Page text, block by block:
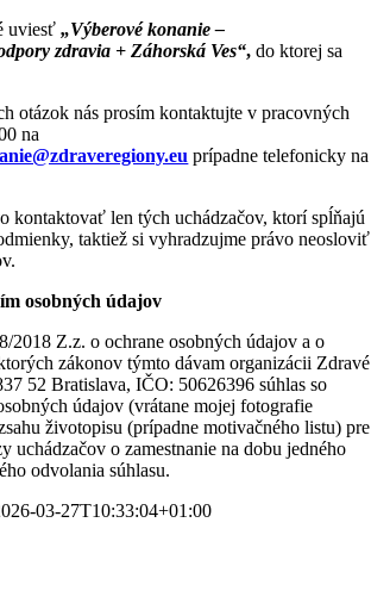
uviesť„Výberové konanie –
zdravia + Záhorská Ves“,do ktorej sa
otázok nás prosím kontaktujte v pracovných
na
prípadne telefonicky na
kontaktovať len tých uchádzačov, ktorí spĺňajú
taktiež si vyhradzujme právo neosloviť
osobných údajov
2018 Z.z. o ochrane osobných údajov a o
zákonov týmto dávam organizácii Zdravé
52 Bratislava, IČO: 50626396 súhlas so
údajov (vrátane mojej fotografie
životopisu (prípadne motivačného listu) pre
uchádzačov o zamestnanie na dobu jedného
odvolania súhlasu.
03-27T10:33:04+01:00